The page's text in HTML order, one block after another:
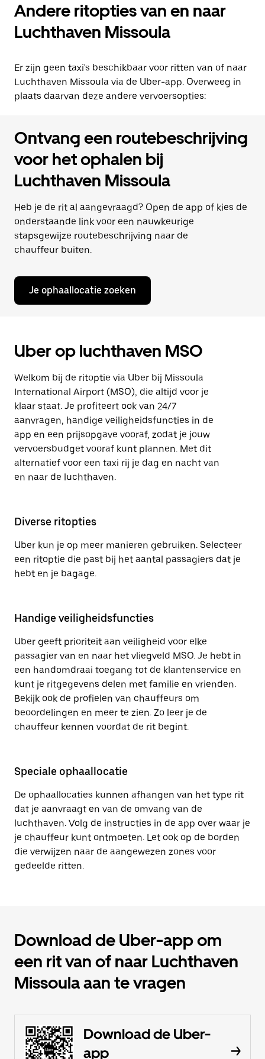
Andere ritopties van en naar
Luchthaven Missoula
Er zijn geen taxi's beschikbaar voor ritten van of naar
Luchthaven Missoula via de Uber-app. Overweeg in
plaats daarvan deze andere vervoersopties:
Ontvang een routebeschrijving
voor het ophalen bij
Luchthaven Missoula
Heb je de rit al aangevraagd? Open de app of kies de
onderstaande link voor een nauwkeurige
stapsgewijze routebeschrijving naar de
chauffeur buiten.
Je ophaallocatie zoeken
Uber op luchthaven MSO
Welkom bij de ritoptie via Uber bij Missoula
International Airport (MSO), die altijd voor je
klaar staat. Je profiteert ook van 24/7
aanvragen, handige veiligheidsfuncties in de
app en een prijsopgave vooraf, zodat je jouw
vervoersbudget vooraf kunt plannen. Met dit
alternatief voor een taxi rij je dag en nacht van
en naar de luchthaven.
Diverse ritopties
Uber kun je op meer manieren gebruiken. Selecteer
een ritoptie die past bij het aantal passagiers dat je
hebt en je bagage.
Handige veiligheidsfuncties
Uber geeft prioriteit aan veiligheid voor elke
passagier van en naar het vliegveld MSO. Je hebt in
een handomdraai toegang tot de klantenservice en
kunt je ritgegevens delen met familie en vrienden.
Bekijk ook de profielen van chauffeurs om
beoordelingen en meer te zien. Zo leer je de
chauffeur kennen voordat de rit begint.
Speciale ophaallocatie
De ophaallocaties kunnen afhangen van het type rit
dat je aanvraagt en van de omvang van de
luchthaven. Volg de instructies in de app over waar je
je chauffeur kunt ontmoeten. Let ook op de borden
die verwijzen naar de aangewezen zones voor
gedeelde ritten.
Download de Uber-app om
een rit van of naar Luchthaven
Missoula aan te vragen
Download de Uber-
app